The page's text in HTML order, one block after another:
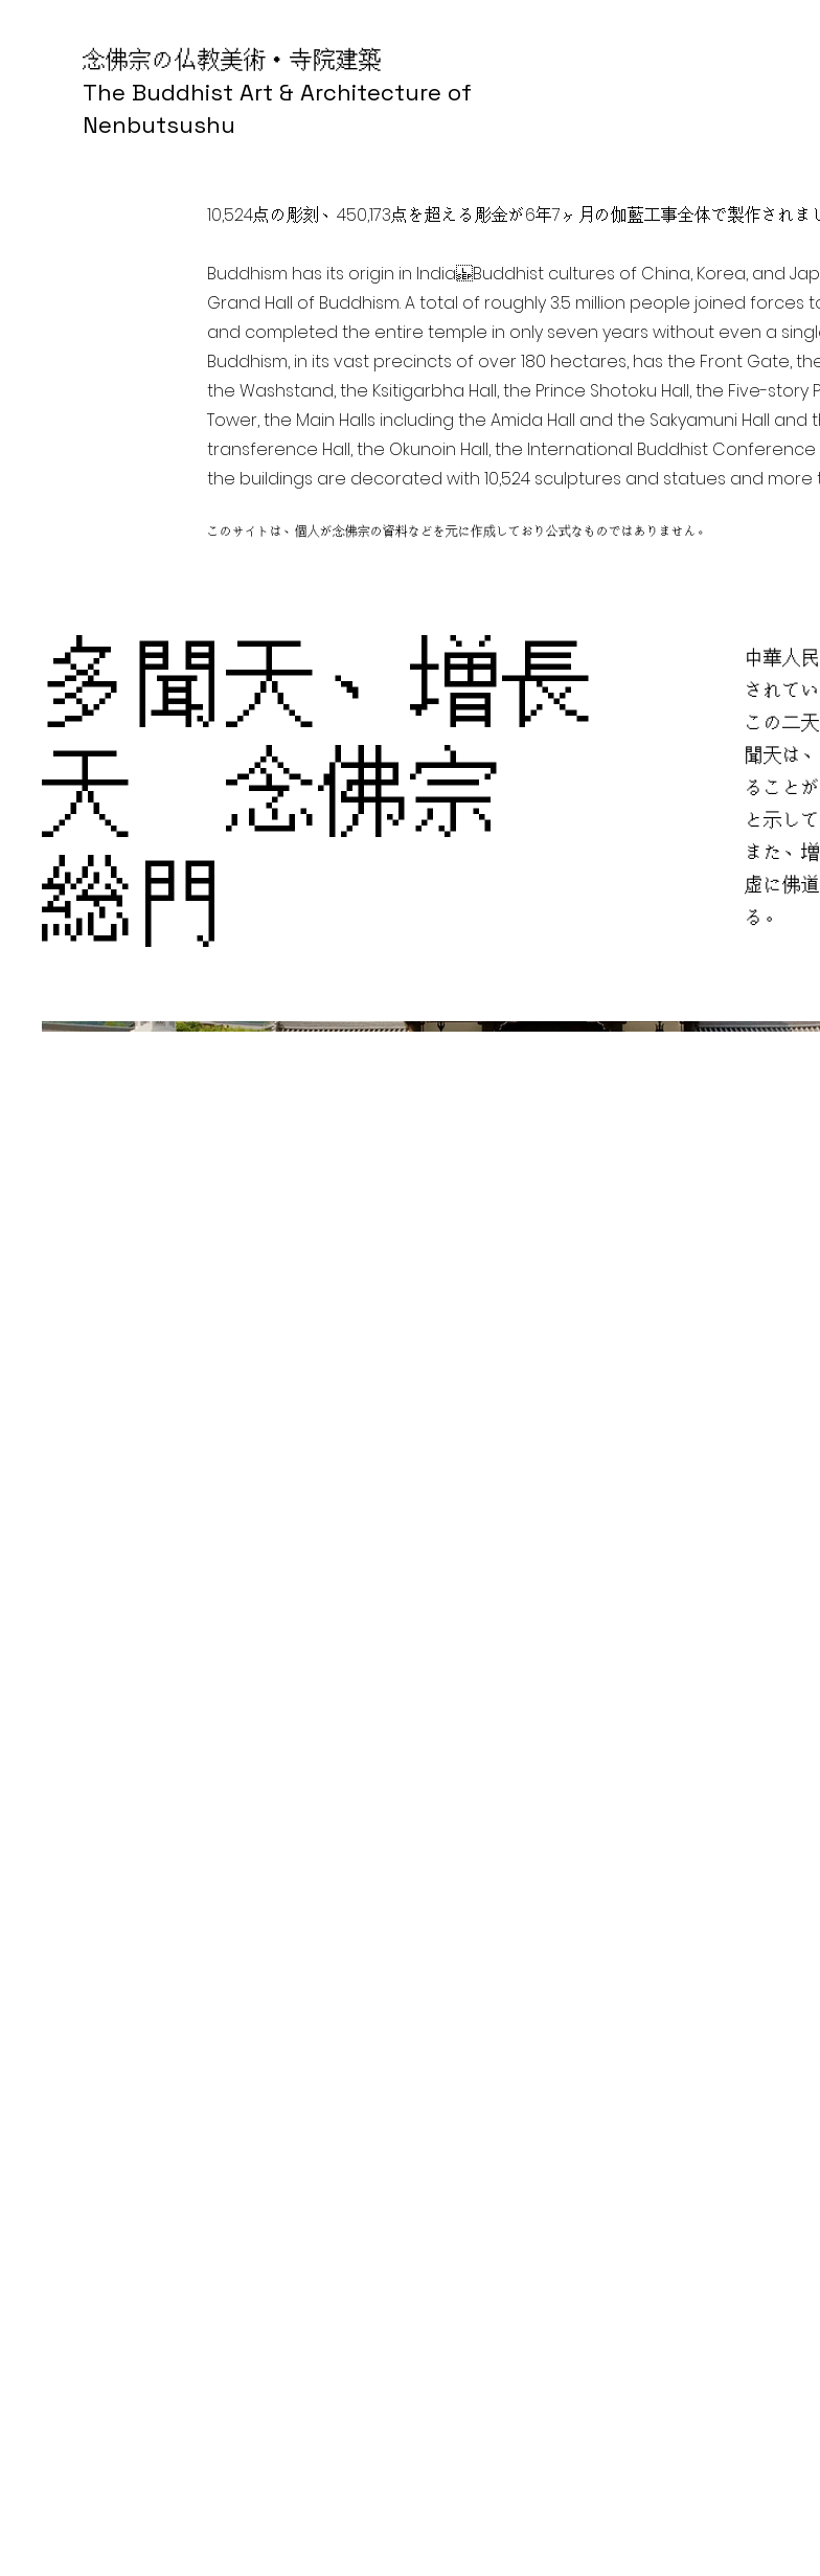
念佛宗の仏教美術・寺院建築
The Buddhist Art & Architecture of
Nenbutsushu
10,524点の彫刻、450,173点を超える彫金が6年7ヶ月の伽藍工事全体で製作されま
Buddhism has its origin in India Buddhist cultures of China, Korea, and
Grand Hall of Buddhism. A total of roughly 3.5 million people joined forces
and completed the entire temple in only seven years without even a
Buddhism, in its vast precincts of over 180 hectares, has the Front Gate,
the Washstand, the Ksitigarbha Hall, the Prince Shotoku Hall, the Five-story
Tower, the Main Halls including the Amida Hall and the Sakyamuni Hall
transference Hall, the Okunoin Hall, the International Buddhist Conference
the buildings are decorated with 10,524 sculptures and statues and more
このサイトは、個人が念佛宗の資料などを元に作成しており公式なものではありません。
多聞天、増長
天 念佛宗
総門
中華人
されてい
この二
聞天は
ること
と示し
また、
虚に佛
る。